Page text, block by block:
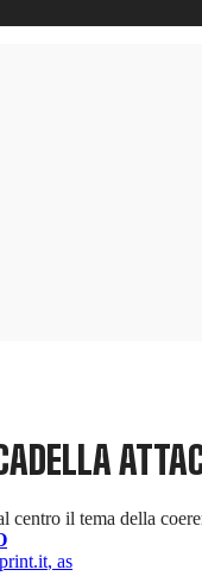
centro il tema della
, as